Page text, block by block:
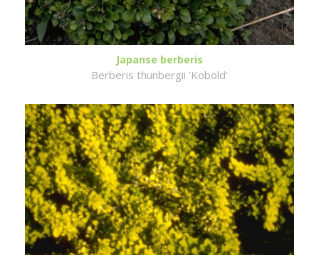
Japanse berberis
Berberis thunbergii 'Kobold'